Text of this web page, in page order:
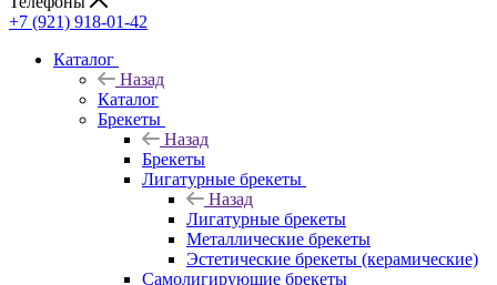
+7 (921) 918-01-42
Каталог
Назад
Каталог
Брекеты
Назад
Брекеты
Лигатурные брекеты
Назад
Лигатурные брекеты
Металлические брекеты
Эстетические брекеты (керамические)
Самолигирующие брекеты